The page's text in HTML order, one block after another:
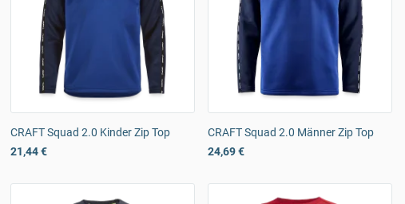
CRAFT Squad 2.0 Kinder Zip Top
21,44 €
CRAFT Squad 2.0 Männer Zip Top
24,69 €